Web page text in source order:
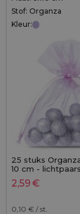
Stof: Organza
Kleur:
25 stuks
10 cm - lichtpaars
2,59€
0,10 € / st.